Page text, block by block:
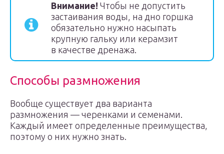
Внимание! Чтобы не допустить
застаивания воды, на дно горшка
обязательно нужно насыпать
крупную гальку или керамзит
в качестве дренажа.
Способы размножения
Вообще существует два варианта
размножения — черенками и семенами.
Каждый имеет определенные преимущества,
поэтому о них нужно знать.